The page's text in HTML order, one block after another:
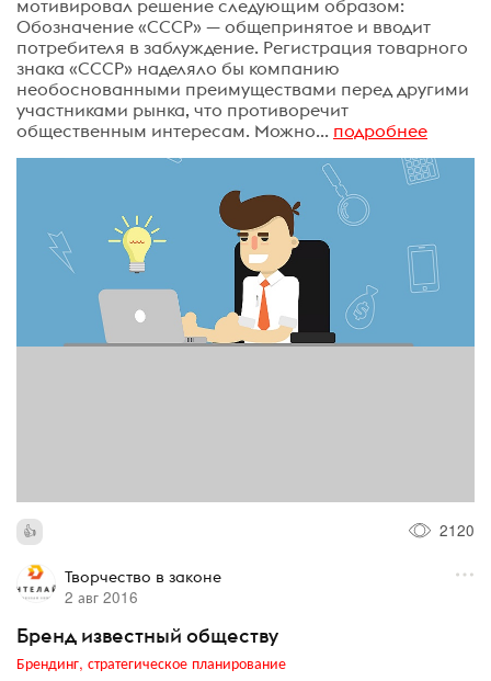
мотивировал решение следующим образом:
Обозначение «СССР» — общепринятое и вводит
потребителя в заблуждение. Регистрация товарного
знака «СССР» наделяло бы компанию
необоснованными преимуществами перед другими
участниками рынка, что противоречит
общественным интересам. Можно... подробнее
2120
Творчество в законе
2 авг 2016
Бренд известный обществу
Брендинг, стратегическое планирование